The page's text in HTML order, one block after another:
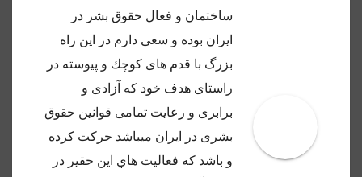
ساختمان و فعال حقوق بشر در
ايران بوده و سعى دارم در اين راه
بزرگ با قدم هاى كوچك و پيوسته در
راستاى هدف خود كه آزادى و
برابرى و رعايت تمامى قوانين حقوق
بشرى در ايران ميباشد حركت كرده
و باشد كه فعاليت هاي اين حقير در